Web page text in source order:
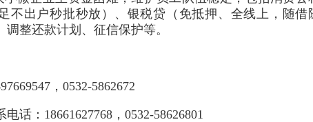
不出户秒批秒放）、银税贷（免抵押、全线上，随借
整还款计划、征信保护等。
，0532-5862672
话：18661627768，0532-58626801